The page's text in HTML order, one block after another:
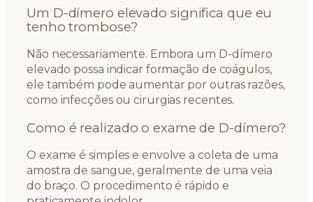
Um D-dímero elevado significa que eu
tenho trombose?
Não necessariamente. Embora um D-dímero
elevado possa indicar formação de coágulos,
ele também pode aumentar por outras razões,
como infecções ou cirurgias recentes.
Como é realizado o exame de D-dímero?
O exame é simples e envolve a coleta de uma
amostra de sangue, geralmente de uma veia
do braço. O procedimento é rápido e